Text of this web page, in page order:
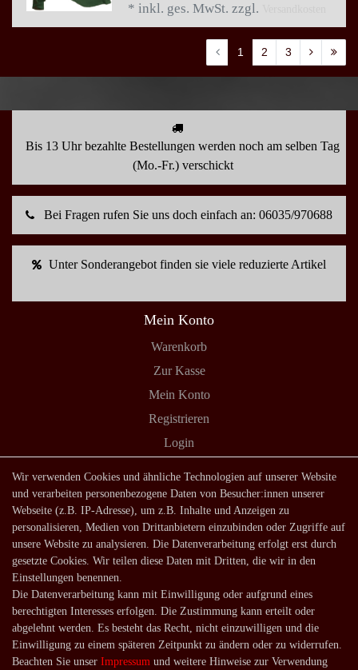
* inkl. ges. MwSt. zzgl.
1 2 3
Bis 13 Uhr bezahlte Bestellungen werden noch am selben Tag
(Mo.-Fr.) verschickt
Bei Fragen rufen Sie uns doch einfach an: 06035/970688
Unter Sonderangebot finden sie viele reduzierte Artikel
Mein Konto
Warenkorb
Zur Kasse
Mein Konto
Registrieren
Login
Shop
Lagerverkauf
Zahlungsarten
Versandarten und -kosten
Service
Kontakt
Häufige Fragen
Wir verwenden Cookies und ähnliche Technologien auf unserer Website
und verarbeiten personenbezogene Daten von Besucher:innen unserer
Webseite (z.B. IP-Adresse), um z.B. Inhalte und Anzeigen zu
personalisieren, Medien von Drittanbietern einzubinden oder Zugriffe auf
unsere Website zu analysieren. Die Datenverarbeitung erfolgt erst durch
gesetzte Cookies. Wir teilen diese Daten mit Dritten, die wir in den
Einstellungen benennen.
Die Datenverarbeitung kann mit Einwilligung oder aufgrund eines
berechtigten Interesses erfolgen. Die Zustimmung kann erteilt oder
abgelehnt werden. Es besteht das Recht, nicht einzuwilligen und die
Einwilligung zu einem späteren Zeitpunkt zu ändern oder zu widerrufen.
Beachten Sie unser Impressum und weitere Hinweise zur Verwendung